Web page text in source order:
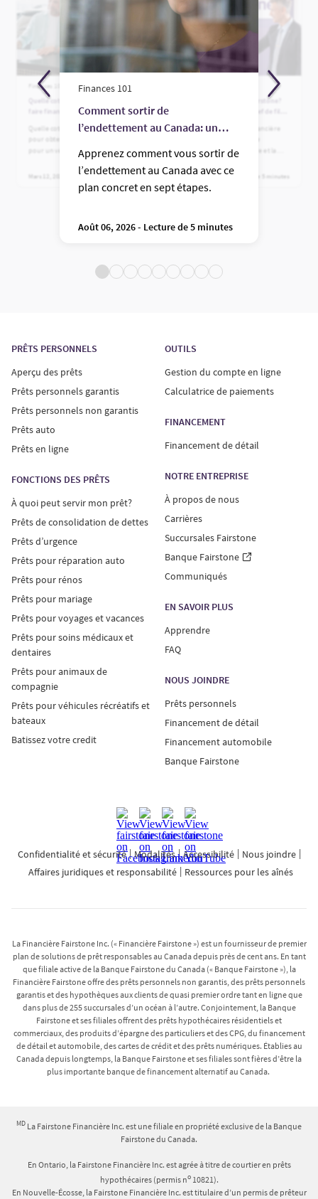
Finances 101
Quelle cote de crédit faut-il pour
faire financer une voiture au
Quelle cote de crédit faut-il avoir
pour obtenir du financement
pour un véhicule au Canada?
Apprenez quelles cotes
permettent d’obtenir une
approbation, comment votre cote
influence le taux d’intérêt qui
ayant un mauvais dossier de
Mars 12, 2026 - Lecture de 3 minutes
Finances 101
Comment sortir de
l’endettement au Canada: un
Apprenez comment vous sortir de
l’endettement au Canada avec ce
plan concret en sept étapes.
Août 06, 2026 - Lecture de 5 minutes
Qui est la Financière Fairstone?
Un guide complet du chef de file
des prêts aux clients de quasi
premier ordre au Canada
Découvrez qui est la Financière
financement qu’elle offre et la
Canadiens et les Canadiennes
font confiance à ce chef de file
des prêts aux clients de quasi
Juillet 24, 2026 - Lecture de 5 minutes
PRÊTS PERSONNELS
Aperçu des prêts
Prêts personnels garantis
Prêts personnels non garantis
Prêts auto
Prêts en ligne
FONCTIONS DES PRÊTS
À quoi peut servir mon prêt?
Prêts de consolidation de dettes
Prêts d’urgence
Prêts pour réparation auto
Prêts pour rénos
Prêts pour mariage
Prêts pour voyages et vacances
Prêts pour soins médicaux et
dentaires
Prêts pour animaux de
compagnie
Prêts pour véhicules récréatifs et
bateaux
Batissez votre credit
OUTILS
Gestion du compte en ligne
Calculatrice de paiements
FINANCEMENT
Financement de détail
NOTRE ENTREPRISE
À propos de nous
Carrières
Succursales Fairstone
Banque Fairstone
Communiqués
EN SAVOIR PLUS
Apprendre
FAQ
NOUS JOINDRE
Prêts personnels
Financement de détail
Financement automobile
Banque Fairstone
Confidentialité et sécurité Modalités Accessibilité
Nous joindre
Affaires juridiques et responsabilité
Ressources pour les aînés
La Financière Fairstone Inc. (« Financière Fairstone ») est un fournisseur de premier
plan de solutions de prêt responsables au Canada depuis près de cent ans. En tant
que filiale active de la Banque Fairstone du Canada (« Banque Fairstone »), la
Financière Fairstone offre des prêts personnels non garantis, des prêts personnels
garantis et des hypothèques aux clients de quasi premier ordre tant en ligne que
dans plus de 255 succursales d’un océan à l’autre. Conjointement, la Banque
Fairstone et ses filiales offrent des prêts hypothécaires résidentiels et
commerciaux, des produits d’épargne des particuliers et des CPG, du financement
de détail et automobile, des cartes de crédit et des prêts numériques. Établies au
Canada depuis longtemps, la Banque Fairstone et ses filiales sont fières d’être la
plus importante banque de financement alternatif au Canada.
MD La Fairstone Financière Inc. est une filiale en propriété exclusive de la Banque
Fairstone du Canada.
En Ontario, la Fairstone Financière Inc. est agrée à titre de courtier en prêts
hypothécaires (permis no10821).
En Nouvelle-Écosse, la Fairstone Financière Inc. est titulaire d’un permis de prêteur